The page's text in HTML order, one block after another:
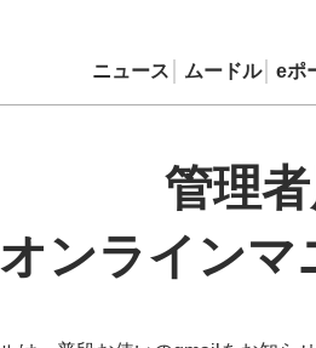
ニュース ムードル eポ
管理者
ンラインマ